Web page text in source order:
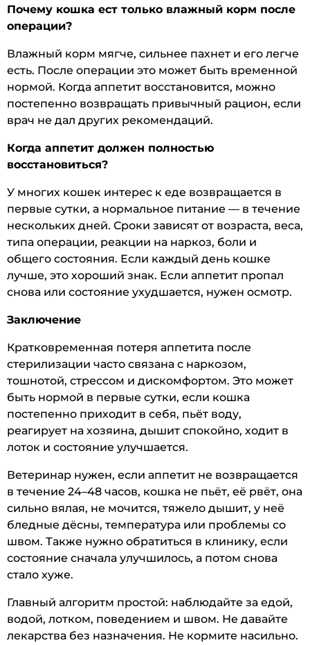
Почему кошка ест только влажный корм после
операции?
Влажный корм мягче, сильнее пахнет и его легче
есть. После операции это может быть временной
нормой. Когда аппетит восстановится, можно
постепенно возвращать привычный рацион, если
врач не дал других рекомендаций.
Когда аппетит должен полностью
восстановиться?
У многих кошек интерес к еде возвращается в
первые сутки, а нормальное питание — в течение
нескольких дней. Сроки зависят от возраста, веса,
типа операции, реакции на наркоз, боли и
общего состояния. Если каждый день кошке
лучше, это хороший знак. Если аппетит пропал
снова или состояние ухудшается, нужен осмотр.
Заключение
Кратковременная потеря аппетита после
стерилизации часто связана с наркозом,
тошнотой, стрессом и дискомфортом. Это может
быть нормой в первые сутки, если кошка
постепенно приходит в себя, пьёт воду,
реагирует на хозяина, дышит спокойно, ходит в
лоток и состояние улучшается.
Ветеринар нужен, если аппетит не возвращается
в течение 24–48 часов, кошка не пьёт, её рвёт, она
сильно вялая, не мочится, тяжело дышит, у неё
бледные дёсны, температура или проблемы со
швом. Также нужно обратиться в клинику, если
состояние сначала улучшилось, а потом снова
стало хуже.
Главный алгоритм простой: наблюдайте за едой,
водой, лотком, поведением и швом. Не давайте
лекарства без назначения. Не кормите насильно.